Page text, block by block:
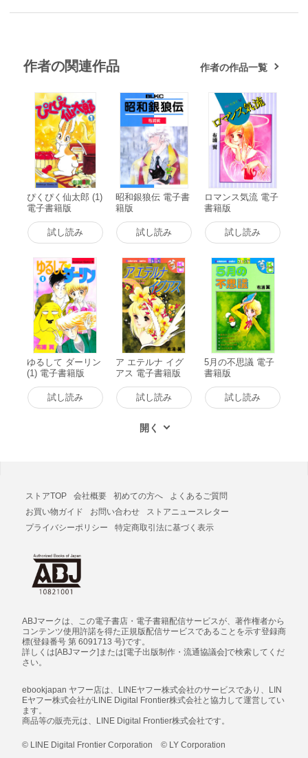
作者の関連作品 作者の作品一覧
ぴくぴく仙太郎 (1)
電子書籍版
試し読み
昭和銀狼伝 電子書
籍版
試し読み
ロマンス気流 電子
書籍版
試し読み
ゆるして ダーリン
(1) 電子書籍版
試し読み
ア エテルナ イグ
アス 電子書籍版
試し読み
5月の不思議 電子
書籍版
試し読み
ストアTOP 会社概要 初めての方へ
よくあるご質問
お買い物ガイド
お問い合わせ
ストアニュースレター
プライバシーポリシー
特定商取引法に基づく表示
ABJマークは、この電子書店・電子書籍配信サービスが、著作権者から
コンテンツ使用許諾を得た正規版配信サービスであることを示す登録商
標(登録番号 第 6091713 号)です。
詳しくは[ABJマーク]または[電子出版制作・流通協議会]で検索してくだ
さい。
ebookjapan ヤフー店は、LINEヤフー株式会社のサービスであり、LIN
Eヤフー株式会社がLINE Digital Frontier株式会社と協力して運営してい
ます。
商品等の販売元は、LINE Digital Frontier株式会社です。
© LINE Digital Frontier Corporation © LY Corporation